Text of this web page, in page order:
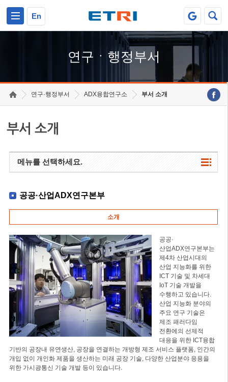
En
연구ㆍ행정부서
연구·행정부서 ADX융합연구소 부서 소개
부서 소개
메뉴를 선택하세요.
공공·산업ADX연구본부
소개
공공·
산업ADX연구본부는
제4차 산업시대의
산업 지능화를 위한
ICT 기술 및 차세대
IoT 기술 개발을
수행하고 있습니다.
산업 지능화 분야의
주요 연구 기술은
제조 패러다임
전환에의 선제적
대응을 위한 ICT융합
기반의 공장내 유연생산, 공장을 연결하는 개방형 제조 서비스 플랫폼, 인간의
개입 없이 개인화 제품을 생산하는 미래 공장 기술, 다양한 산업분야 응용을
위한 가시광통신 기술 개발 등이 있습니다.